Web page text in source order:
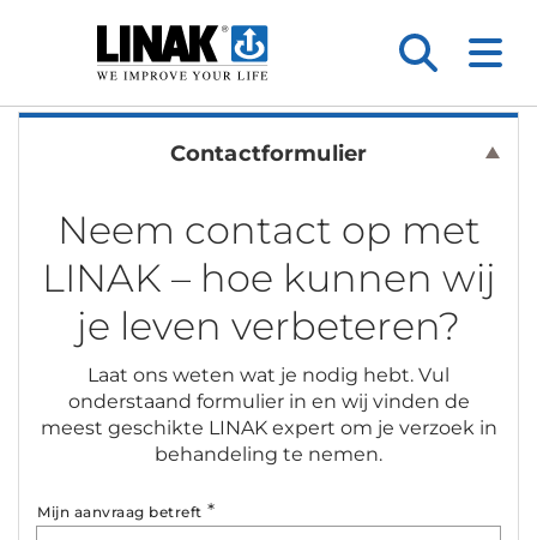
Contactformulier
Neem contact op met
LINAK – hoe kunnen wij
je leven verbeteren?
Laat ons weten wat je nodig hebt. Vul
onderstaand formulier in en wij vinden de
meest geschikte LINAK expert om je verzoek in
behandeling te nemen.
Mijn aanvraag betreft *